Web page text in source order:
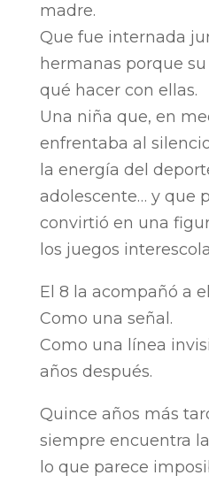
madre.
Que fue internada
hermanas porque
qué hacer con ellas.
Una niña que, en
enfrentaba al
la energía del
adolescente… y que
convirtió en una
los juegos
El 8 la acompañó a
Como una señal.
Como una línea
años después.
Quince años más
siempre encuentra
lo que parece